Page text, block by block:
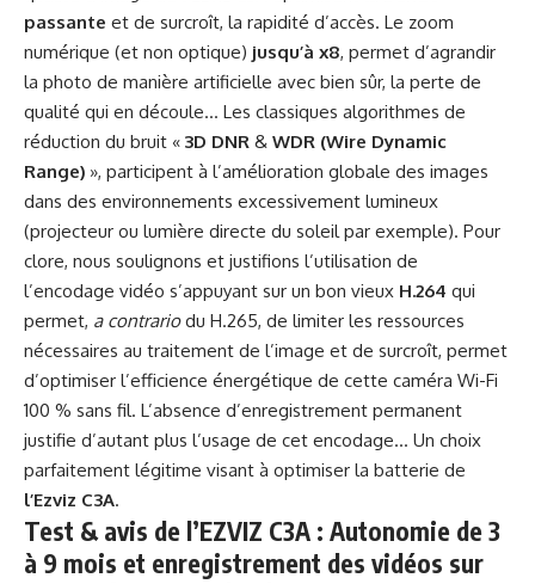
passante et de surcroît, la rapidité d’accès. Le zoom
numérique (et non optique) jusqu’à x8, permet d’agrandir
la photo de manière artificielle avec bien sûr, la perte de
qualité qui en découle… Les classiques algorithmes de
réduction du bruit « 3D DNR & WDR (Wire Dynamic
Range) », participent à l’amélioration globale des images
dans des environnements excessivement lumineux
(projecteur ou lumière directe du soleil par exemple). Pour
clore, nous soulignons et justifions l’utilisation de
l’encodage vidéo s’appuyant sur un bon vieux H.264 qui
permet, a contrariodu H.265, de limiter les ressources
nécessaires au traitement de l’image et de surcroît, permet
d’optimiser l’efficience énergétique de cette caméra Wi-Fi
100 % sans fil. L’absence d’enregistrement permanent
justifie d’autant plus l’usage de cet encodage… Un choix
parfaitement légitime visant à optimiser la batterie de
l’Ezviz C3A.
Test & avis de l’EZVIZ C3A : Autonomie de 3
à 9 mois et enregistrement des vidéos sur